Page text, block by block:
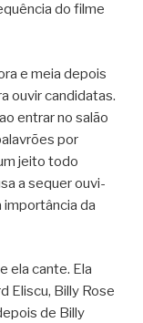
do filme
e meia depois
ouvir candidatas.
entrar no salão
por
jeito todo
a sequer ouvi-
importância da
ela cante. Ela
Eliscu, Billy Rose
de Billy